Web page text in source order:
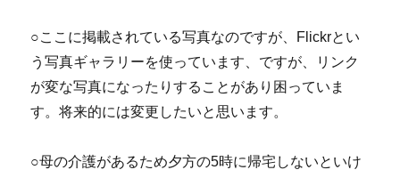
○ここに掲載されている写真なのですが、Flickrとい
う写真ギャラリーを使っています、ですが、リンク
が変な写真になったりすることがあり困っていま
す。将来的には変更したいと思います。
○母の介護があるため夕方の5時に帰宅しないといけ